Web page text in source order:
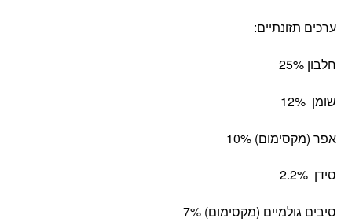
ערכים תזונתיים:
חלבון 25%
שומן 12%
אפר (מקסימום) 10%
סידן 2.2%
סיבים גולמיים (מקסימום) 7%